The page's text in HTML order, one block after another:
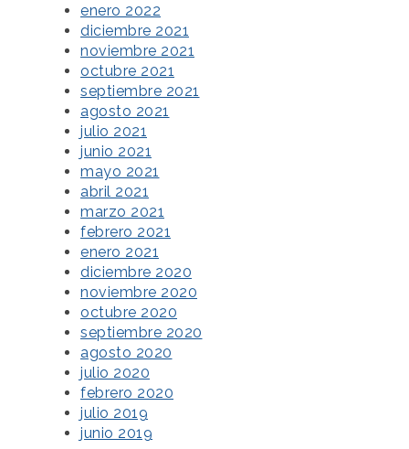
enero 2022
diciembre 2021
noviembre 2021
octubre 2021
septiembre 2021
agosto 2021
julio 2021
junio 2021
mayo 2021
abril 2021
marzo 2021
febrero 2021
enero 2021
diciembre 2020
noviembre 2020
octubre 2020
septiembre 2020
agosto 2020
julio 2020
febrero 2020
julio 2019
junio 2019